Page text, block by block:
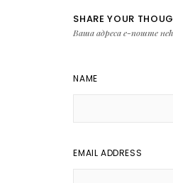
SHARE YOUR
Ваша адреса е-поште
NAME
EMAIL ADDRESS